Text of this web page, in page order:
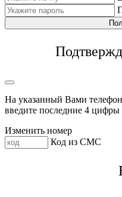
На указанный Вами
введите последние 4 цифры
Изменить номер
Код из СМС